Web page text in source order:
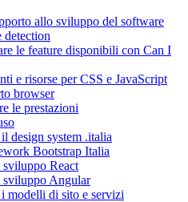
allo sviluppo del software
detection
le feature disponibili con Can I
e risorse per CSS e JavaScript
browser
le prestazioni
design system .italia
Bootstrap Italia
React
Angular
modelli di sito e servizi